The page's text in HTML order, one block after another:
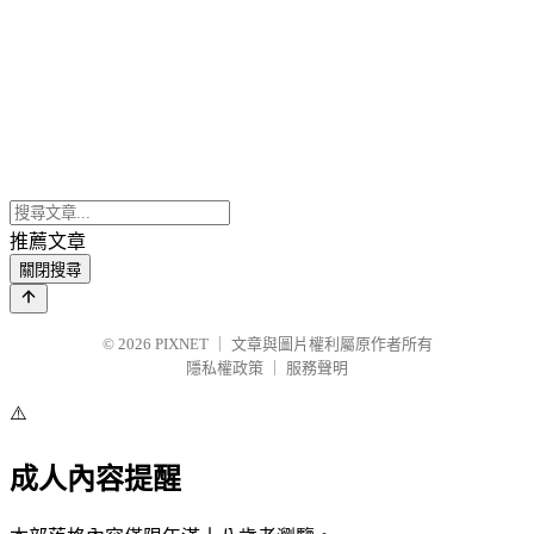
推薦文章
關閉搜尋
© 2026 PIXNET
文章與圖片權利屬原作者所有
隱私權政策
服務聲明
⚠️
成人內容提醒